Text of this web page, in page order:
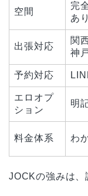
空間
完
あり
出張対応
関
神
予約対応
エロオプ
ション
明
料金体系 わ
JOCKの強みは、